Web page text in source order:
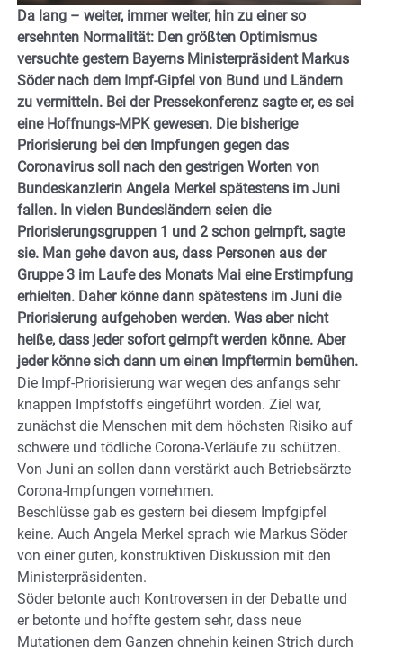
Da lang – weiter, immer weiter, hin zu einer so
ersehnten Normalität: Den größten Optimismus
versuchte gestern Bayerns Ministerpräsident Markus
Söder nach dem Impf-Gipfel von Bund und Ländern
zu vermitteln. Bei der Pressekonferenz sagte er, es sei
eine Hoffnungs-MPK gewesen. Die bisherige
Priorisierung bei den Impfungen gegen das
Coronavirus soll nach den gestrigen Worten von
Bundeskanzlerin Angela Merkel spätestens im Juni
fallen. In vielen Bundesländern seien die
Priorisierungsgruppen 1 und 2 schon geimpft, sagte
sie. Man gehe davon aus, dass Personen aus der
Gruppe 3 im Laufe des Monats Mai eine Erstimpfung
erhielten. Daher könne dann spätestens im Juni die
Priorisierung aufgehoben werden. Was aber nicht
heiße, dass jeder sofort geimpft werden könne. Aber
jeder könne sich dann um einen Impftermin bemühen.
Die Impf-Priorisierung war wegen des anfangs sehr
knappen Impfstoffs eingeführt worden. Ziel war,
zunächst die Menschen mit dem höchsten Risiko auf
schwere und tödliche Corona-Verläufe zu schützen.
Von Juni an sollen dann verstärkt auch Betriebsärzte
Corona-Impfungen vornehmen.
Beschlüsse gab es gestern bei diesem Impfgipfel
keine. Auch Angela Merkel sprach wie Markus Söder
von einer guten, konstruktiven Diskussion mit den
Ministerpräsidenten.
Söder betonte auch Kontroversen in der Debatte und
er betonte und hoffte gestern sehr, dass neue
Mutationen dem Ganzen ohnehin keinen Strich durch